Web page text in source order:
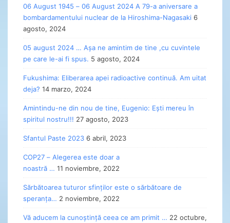
06 August 1945 – 06 August 2024 A 79-a aniversare a
bombardamentului nuclear de la Hiroshima-Nagasaki 6
agosto, 2024
05 august 2024 … Așa ne amintim de tine ,cu cuvintele
pe care le-ai fi spus. 5 agosto, 2024
Fukushima: Eliberarea apei radioactive continuă. Am uitat
deja? 14 marzo, 2024
Amintindu-ne din nou de tine, Eugenio: Ești mereu în
spiritul nostru!!! 27 agosto, 2023
Sfantul Paste 2023 6 abril, 2023
COP27 – Alegerea este doar a
noastră … 11 noviembre, 2022
Sărbătoarea tuturor sfinților este o sărbătoare de
speranța… 2 noviembre, 2022
Vă aducem la cunoștință ceea ce am primit … 22 octubre,